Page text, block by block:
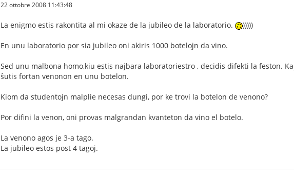
22 ottobre 2008 11:43:48
La enigmo estis rakontita al mi okaze de la jubileo de la laboratorio. )))))
En unu laboratorio por sia jubileo oni akiris 1000 botelojn da vino.
Sed unu malbona homo,kiu estis najbara laboratoriestro , decidis difekti la feston.
ŝutis fortan venonon en unu botelon.
Kiom da studentojn malplie necesas dungi, por ke trovi la botelon de venono?
Por difini la venon, oni provas malgrandan kvanteton da vino el botelo.
La venono agos je 3-a tago.
La jubileo estos post 4 tagoj.